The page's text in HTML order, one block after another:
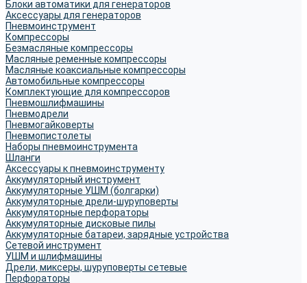
Блоки автоматики для генераторов
Аксессуары для генераторов
Пневмоинструмент
Компрессоры
Безмасляные компрессоры
Масляные ременные компрессоры
Масляные коаксиальные компрессоры
Автомобильные компрессоры
Комплектующие для компрессоров
Пневмошлифмашины
Пневмодрели
Пневмогайковерты
Пневмопистолеты
Наборы пневмоинструмента
Шланги
Аксессуары к пневмоинструменту
Аккумуляторный инструмент
Аккумуляторные УШМ (болгарки)
Аккумуляторные дрели-шуруповерты
Аккумуляторные перфораторы
Аккумуляторные дисковые пилы
Аккумуляторные батареи, зарядные устройства
Сетевой инструмент
УШМ и шлифмашины
Дрели, миксеры, шуруповерты сетевые
Перфораторы